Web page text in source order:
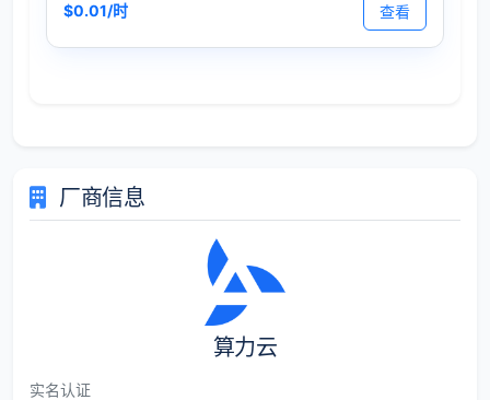
$0.01/时 查看
厂商信息
算力云
实名认证